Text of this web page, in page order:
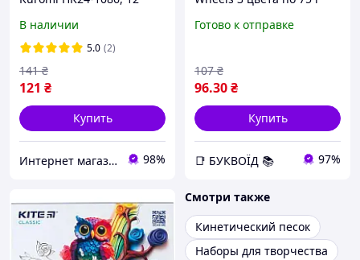
В наличии
5.0 (2)
121 ₴
141 ₴
Купить
Интернет магазин Dolli 98%
Готово к отправке
96.30₴
107 ₴
Купить
📑 БУКВОЇД 📚 97%
Смотри также
Кинетический песок
Наборы для творчества